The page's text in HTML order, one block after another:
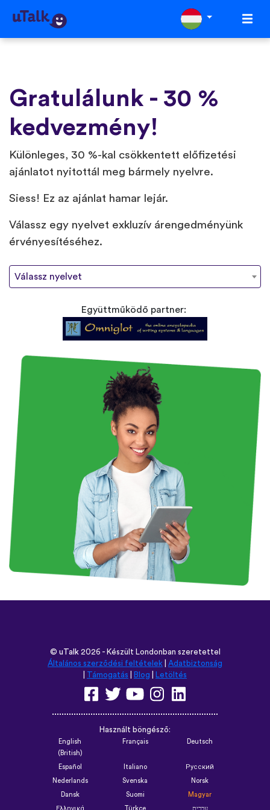
Gratulálunk - 30 %
kedvezmény!
Különleges, 30 %-kal csökkentett előfizetési
ajánlatot nyitottál meg bármely nyelvre.
Siess! Ez az ajánlat hamar lejár.
Válassz egy nyelvet exkluzív árengedményünk
érvényesítéséhez.
Válassz nyelvet
Együttműködő partner:
© uTalk2026 - Készült Londonban szeretettel
Általános szerződési feltételek
Adatbiztonság
Támogatás Blog Letöltés
Használt böngésző:
English
(British)
Français Deutsch
Español Italiano Русский
Nederlands Svenska Norsk
Dansk Suomi Magyar
Ελληνικά Türkçe עברית